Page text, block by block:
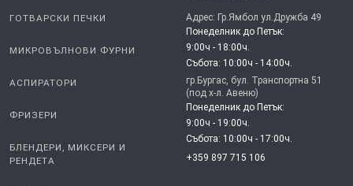
ГОТВАРСКИ ПЕЧКИ
МИКРОВЪЛНОВИ ФУРНИ
АСПИРАТОРИ
ФРИЗЕРИ
БЛЕНДЕРИ, МИКСЕРИ И
РЕНДЕТА
Адрес: Гр.Ямбол ул.Дружба 49
Понеделник до Петък:
9:00ч - 18:00ч.
Събота: 10:00ч - 14:00ч.
гр.Бургас, бул. Транспортна 51
(под х-л. Авеню)
Понеделник до Петък:
9:00ч - 19:00ч.
Събота: 10:00ч - 17:00ч.
+359 897 715 106